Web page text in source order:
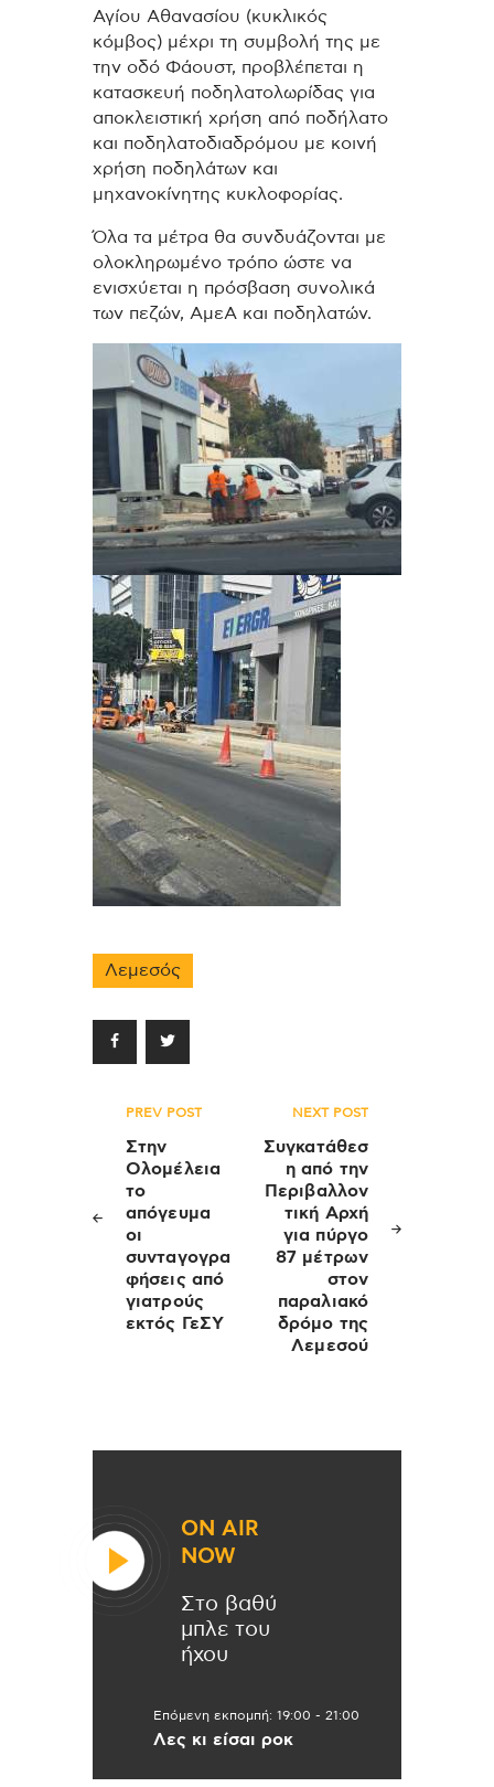
Αγίου Αθανασίου (κυκλικός
κόμβος) μέχρι τη συμβολή της με
την οδό Φάουστ, προβλέπεται η
κατασκευή ποδηλατολωρίδας για
αποκλειστική χρήση από ποδήλατο
και ποδηλατοδιαδρόμου με κοινή
χρήση ποδηλάτων και
μηχανοκίνητης κυκλοφορίας.
Όλα τα μέτρα θα συνδυάζονται με
ολοκληρωμένο τρόπο ώστε να
ενισχύεται η πρόσβαση συνολικά
των πεζών, ΑμεΑ και ποδηλατών.
Λεμεσός
Πλοήγηση
άρθρων
PREV POST
Στην
Ολομέλεια
το
απόγευμα
οι
συνταγογρα
φήσεις από
γιατρούς
εκτός ΓεΣΥ
NEXT POST
Συγκατάθεσ
η από την
Περιβαλλον
τική Αρχή
για πύργο
87 μέτρων
στον
παραλιακό
δρόμο της
Λεμεσού
ON AIR
NOW
Στο βαθύ
μπλε του
ήχου
Επόμενη εκπομπή: 19:00 - 21:00
Λες κι είσαι ροκ